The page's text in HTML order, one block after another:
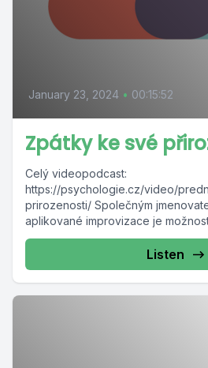
January 23, 2024 • 00:15:52
Zpátky ke své
Celý videopodcast:
https://psychologie.cz/video/
prirozenosti/ Společným
aplikované improvizace je
svou hravostí a autentickým já.
Listen